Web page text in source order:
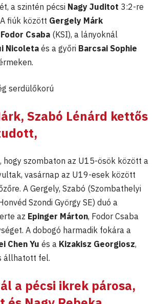
a szintén pécsi Nagy Juditot 3:2-re
fiúk között Gergely Márk
Fodor Csaba (KSI), a lányoknál
Nicoleta és a győri Barcsai Sophie
serdülőkorú
Szabó Lénárd kettős
hogy szombaton az U15-ösök között a
vasárnap az U19-esek között
A Gergely, Szabó (Szombathelyi
Szondi György SE) duó a
az Epinger Márton, Fodor Csaba
A dobogó harmadik fokára a
Chen Yu és a Kizakisz Georgiosz,
állhatott fel.
a pécsi ikrek párosa,